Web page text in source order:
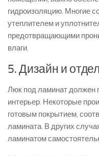
гидроизоляцию. Многие
утеплителем и
предотвращающими
влаги.
5. Дизайн и
Люк под ламинат должен
интерьер. Некоторые
готовым покрытием,
ламината. В других
ламинатом